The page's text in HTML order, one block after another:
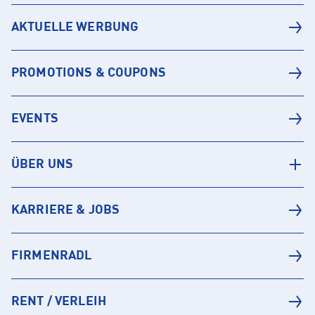
AKTUELLE WERBUNG
PROMOTIONS & COUPONS
EVENTS
ÜBER UNS
KARRIERE & JOBS
FIRMENRADL
RENT / VERLEIH